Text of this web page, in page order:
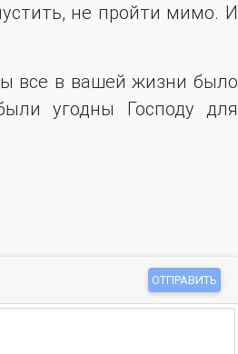
не пройти мимо. И
все в вашей жизни было
угодны Господу для
ОТПРАВИТЬ